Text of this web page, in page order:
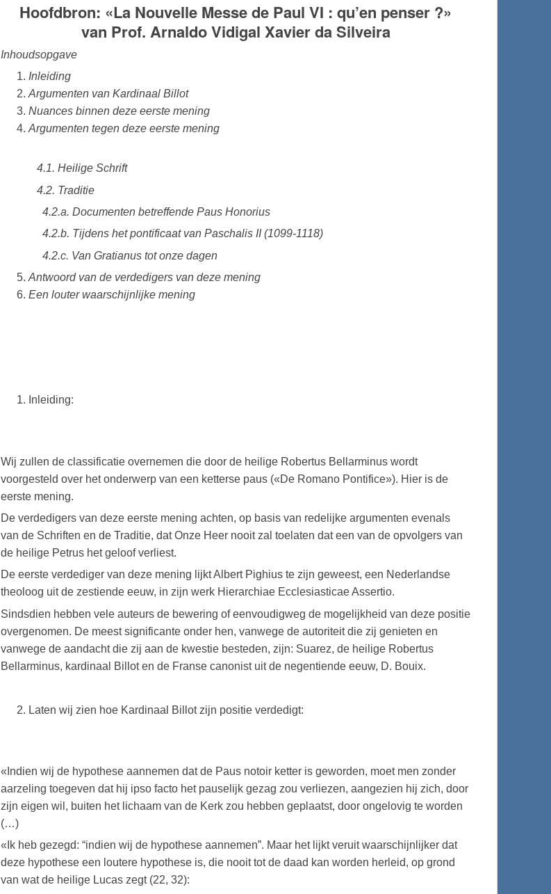
Hoofdbron: «La Nouvelle Messe de Paul VI : qu’en penser ?»
van Prof. Arnaldo Vidigal Xavier da Silveira
Inhoudsopgave
Inleiding
Argumenten van Kardinaal Billot
Nuances binnen deze eerste mening
Argumenten tegen deze eerste mening
4.1. Heilige Schrift
4.2. Traditie
4.2.a. Documenten betreffende Paus Honorius
4.2.b. Tijdens het pontificaat van Paschalis II (1099-1118)
4.2.c. Van Gratianus tot onze dagen
Antwoord van de verdedigers van deze mening
Een louter waarschijnlijke mening
Inleiding:
Wij zullen de classificatie overnemen die door de heilige Robertus Bellarminus wordt
voorgesteld over het onderwerp van een ketterse paus («De Romano Pontifice»). Hier is de
eerste mening.
De verdedigers van deze eerste mening achten, op basis van redelijke argumenten evenals
van de Schriften en de Traditie, dat Onze Heer nooit zal toelaten dat een van de opvolgers van
de heilige Petrus het geloof verliest.
De eerste verdediger van deze mening lijkt Albert Pighius te zijn geweest, een Nederlandse
theoloog uit de zestiende eeuw, in zijn werk Hierarchiae Ecclesiasticae Assertio.
Sindsdien hebben vele auteurs de bewering of eenvoudigweg de mogelijkheid van deze positie
overgenomen. De meest significante onder hen, vanwege de autoriteit die zij genieten en
vanwege de aandacht die zij aan de kwestie besteden, zijn: Suarez, de heilige Robertus
Bellarminus, kardinaal Billot en de Franse canonist uit de negentiende eeuw, D. Bouix.
Laten wij zien hoe Kardinaal Billot zijn positie verdedigt:
«Indien wij de hypothese aannemen dat de Paus notoir ketter is geworden, moet men zonder
aarzeling toegeven dat hij ipso facto het pauselijk gezag zou verliezen, aangezien hij zich, door
zijn eigen wil, buiten het lichaam van de Kerk zou hebben geplaatst, door ongelovig te worden
(…)
«Ik heb gezegd: “indien wij de hypothese aannemen”. Maar het lijkt veruit waarschijnlijker dat
deze hypothese een loutere hypothese is, die nooit tot de daad kan worden herleid, op grond
van wat de heilige Lucas zegt (22, 32):